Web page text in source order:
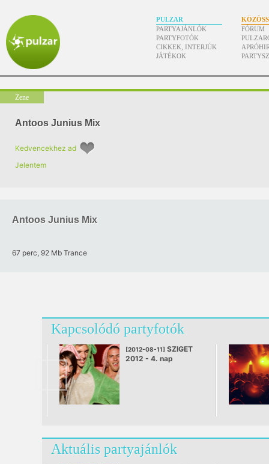
PULZAR
PARTYAJÁNLÓK
PARTYFOTÓK
CIKKEK, INTERJÚK
JÁTÉKOK
FÓRUM
Zene
Antoos Junius Mix
Kedvencekhez ad
Jelentem
Antoos Junius Mix
67 perc, 92 Mb Trance
Kapcsolódó partyfotók
[2012-08-11] SZIGET
2012 - 4. nap
Aktuális partyajánlók